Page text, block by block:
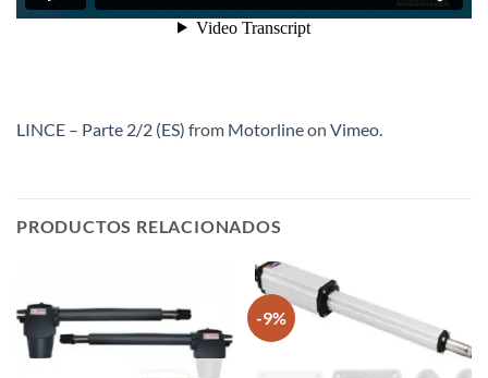
LINCE – Parte 2/2 (ES) from Motorlineon Vimeo
PRODUCTOS RELACIONADOS
-9%